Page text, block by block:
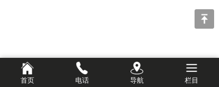
首页 电话 导航 栏目